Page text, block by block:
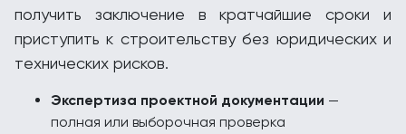
получить заключение в кратчайшие сроки и
приступить к строительству без юридических и
технических рисков.
Экспертиза проектной документации —
полная или выборочная проверка